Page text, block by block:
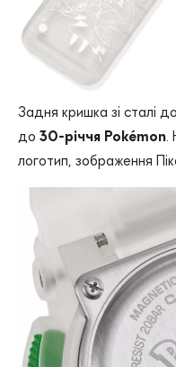
Задня кришка зі сталі
до 30-річчя Pokémon
логотип, зображення